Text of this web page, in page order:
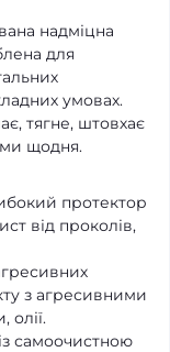
надміцна
для
умовах.
тягне, штовхає
щодня.
протектор
від проколів,
з агресивними
олії.
самоочистною